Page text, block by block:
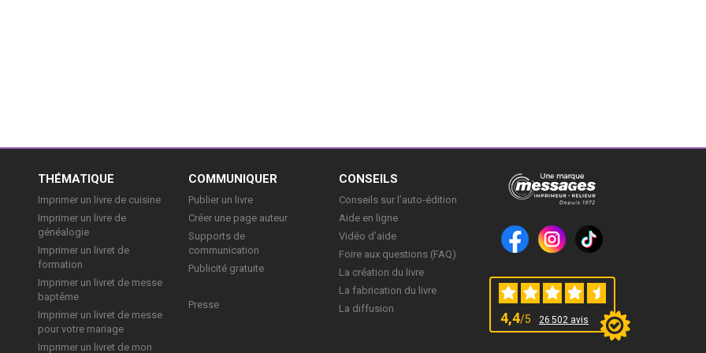
THÉMATIQUE
Imprimer un livre de cuisine
Imprimer un livre de
généalogie
Imprimer un livret de
formation
Imprimer un livret de messe
baptême
Imprimer un livret de messe
pour votre mariage
Imprimer un livret de mon
COMMUNIQUER
Publier un livre
Créer une page auteur
Supports de
communication
Publicité gratuite
Presse
CONSEILS
Conseils sur l’auto-édition
Aide en ligne
Vidéo d’aide
Foire aux questions (FAQ)
La création du livre
La fabrication du livre
La diffusion
4,4/5 26 502 avis